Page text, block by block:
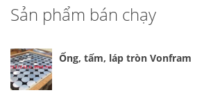
Sản phẩm bán chạy
Ống, tấm, láp tròn Vonfram